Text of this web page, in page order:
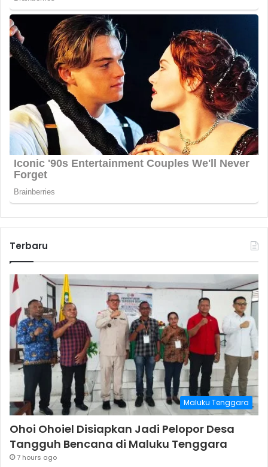
Terbaru
Maluku Tenggara
Ohoi Ohoiel Disiapkan Jadi Pelopor Desa
Tangguh Bencana di Maluku Tenggara
7 hours ago